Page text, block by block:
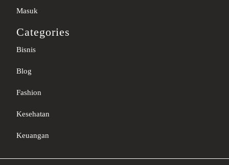
Masuk
Categories
Bisnis
Blog
Fashion
Kesehatan
Keuangan